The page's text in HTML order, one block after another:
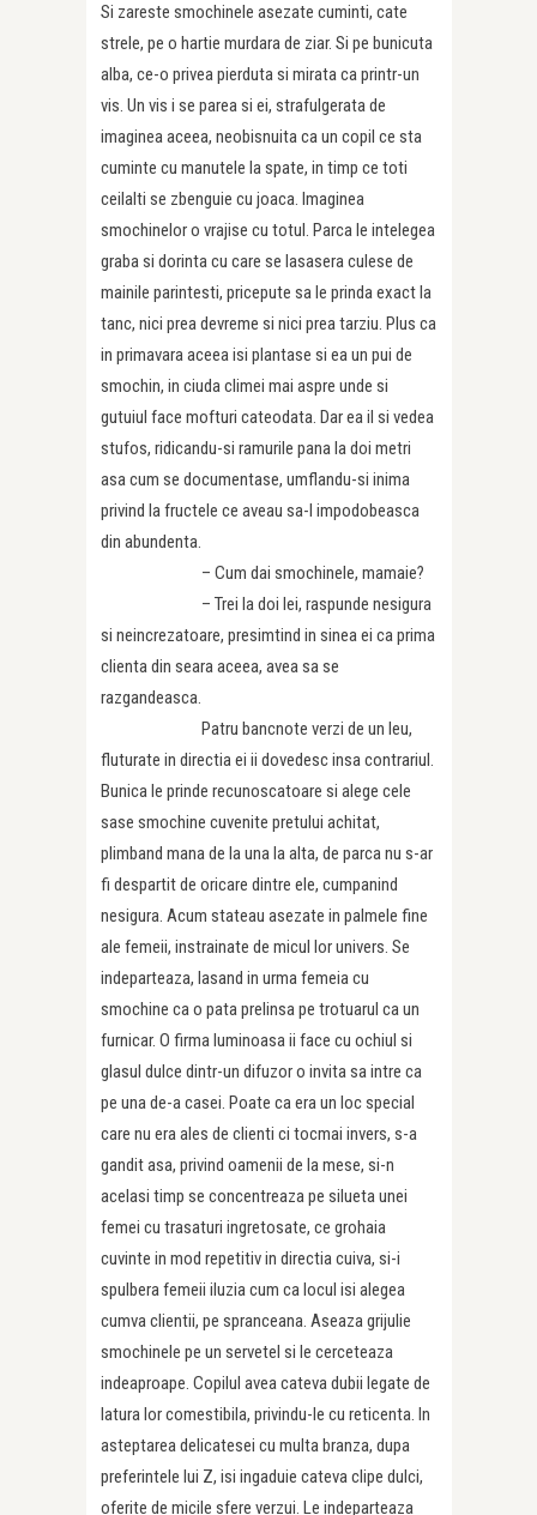
Si zareste smochinele asezate cuminti, cate
strele, pe o hartie murdara de ziar. Si pe bunicuta
alba, ce-o privea pierduta si mirata ca printr-un
vis. Un vis i se parea si ei, strafulgerata de
imaginea aceea, neobisnuita ca un copil ce sta
cuminte cu manutele la spate, in timp ce toti
ceilalti se zbenguie cu joaca. Imaginea
smochinelor o vrajise cu totul. Parca le intelegea
graba si dorinta cu care se lasasera culese de
mainile parintesti, pricepute sa le prinda exact la
tanc, nici prea devreme si nici prea tarziu. Plus ca
in primavara aceea isi plantase si ea un pui de
smochin, in ciuda climei mai aspre unde si
gutuiul face mofturi cateodata. Dar ea il si vedea
stufos, ridicandu-si ramurile pana la doi metri
asa cum se documentase, umflandu-si inima
privind la fructele ce aveau sa-l impodobeasca
din abundenta.
– Cum dai smochinele, mamaie?
– Trei la doi lei, raspunde nesigura
si neincrezatoare, presimtind in sinea ei ca prima
clienta din seara aceea, avea sa se
razgandeasca.
Patru bancnote verzi de un leu,
fluturate in directia ei ii dovedesc insa contrariul.
Bunica le prinde recunoscatoare si alege cele
sase smochine cuvenite pretului achitat,
plimband mana de la una la alta, de parca nu s-ar
fi despartit de oricare dintre ele, cumpanind
nesigura. Acum stateau asezate in palmele fine
ale femeii, instrainate de micul lor univers. Se
indeparteaza, lasand in urma femeia cu
smochine ca o pata prelinsa pe trotuarul ca un
furnicar. O firma luminoasa ii face cu ochiul si
glasul dulce dintr-un difuzor o invita sa intre ca
pe una de-a casei. Poate ca era un loc special
care nu era ales de clienti ci tocmai invers, s-a
gandit asa, privind oamenii de la mese, si-n
acelasi timp se concentreaza pe silueta unei
femei cu trasaturi ingretosate, ce grohaia
cuvinte in mod repetitiv in directia cuiva, si-i
spulbera femeii iluzia cum ca locul isi alegea
cumva clientii, pe spranceana. Aseaza grijulie
smochinele pe un servetel si le cerceteaza
indeaproape. Copilul avea cateva dubii legate de
latura lor comestibila, privindu-le cu reticenta. In
asteptarea delicatesei cu multa branza, dupa
preferintele lui Z, isi ingaduie cateva clipe dulci,
oferite de micile sfere verzui. Le indeparteaza